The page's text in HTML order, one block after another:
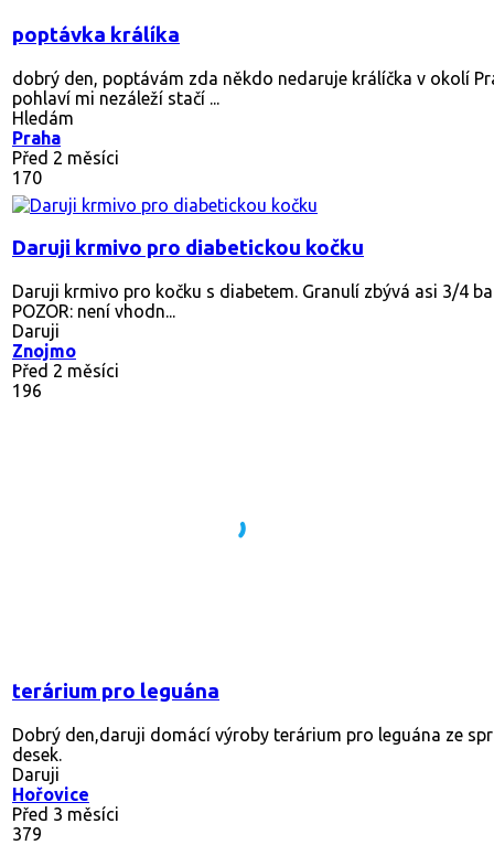
poptávka králíka
dobrý den, poptávám zda někdo nedaruje králíčka v okolí
pohlaví mi nezáleží stačí ...
Hledám
Praha
Před 2 měsíci
170
Daruji krmivo pro diabetickou kočku
Daruji krmivo pro kočku s diabetem. Granulí zbývá asi 3/4
POZOR: není vhodn...
Daruji
Znojmo
Před 2 měsíci
196
terárium pro leguána
Dobrý den,daruji domácí výroby terárium pro leguána ze
desek.
Daruji
Hořovice
Před 3 měsíci
379